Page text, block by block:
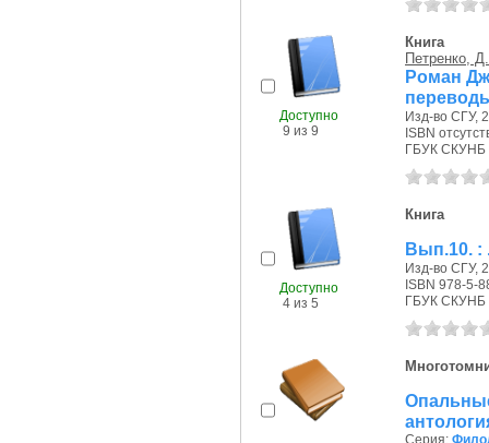
Доступно
9 из 9
Книга
Петренко,
Роман
Изд-во СГУ,
ISBN
ГБУК
Доступно
4 из 5
Книга
Вып.10. :
Изд-во СГУ,
ISBN 978-5-
ГБУК
Серия: